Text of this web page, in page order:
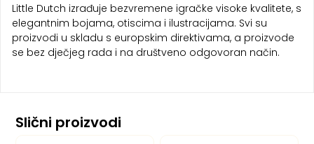
Little Dutch izrađuje bezvremene igračke visoke kvalitete, s
elegantnim bojama, otiscima i ilustracijama. Svi su
proizvodi u skladu s europskim direktivama, a proizvode
se bez dječjeg rada i na društveno odgovoran način.
Slični proizvodi